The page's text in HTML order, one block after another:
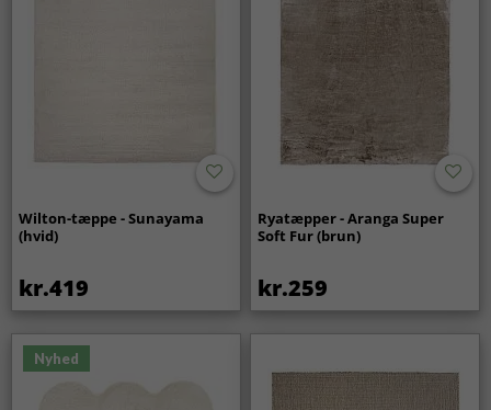
Wilton-tæppe - Sunayama
(hvid)
kr.419
Ryatæpper - Aranga Super
Soft Fur (brun)
kr.259
Nyhed